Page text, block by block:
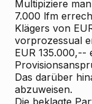
Multipiziere
7.000 lfm
Klägers von
vorprozessual
EUR
Das darüber
abzuweisen.
Die beklagte